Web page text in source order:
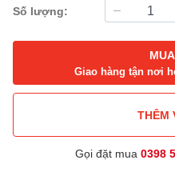
Số lượng:
Giao hàng tận nơi
THÊM
Gọi đặt mua 0398